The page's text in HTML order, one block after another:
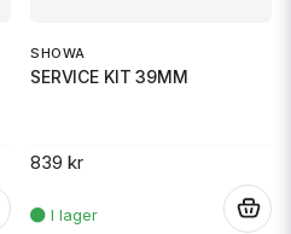
SHOWA
SERVICE KIT 39MM
839 kr